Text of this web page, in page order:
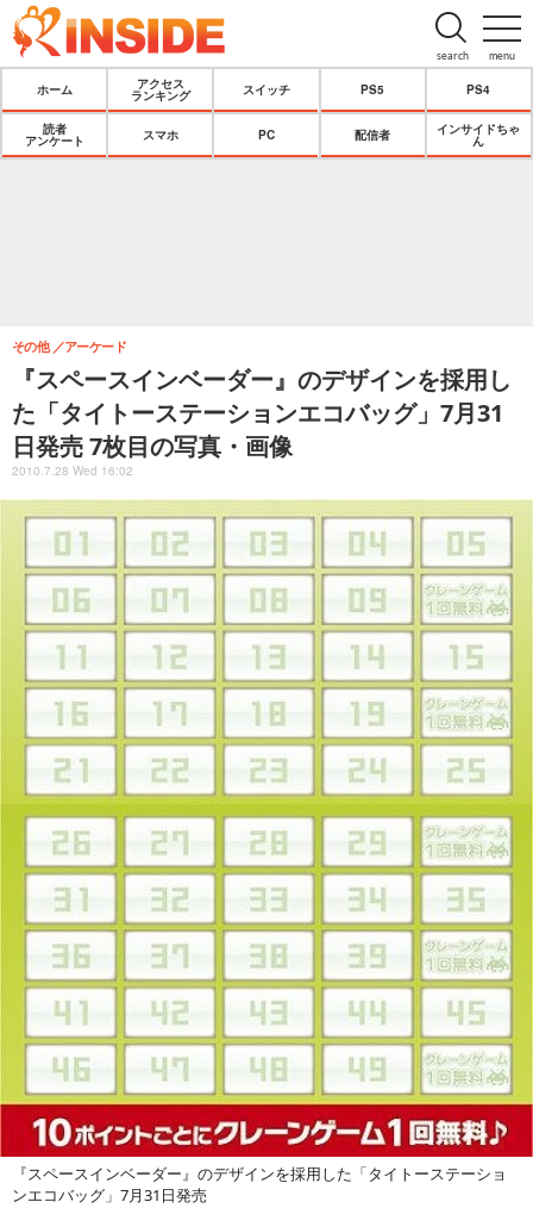
menu
search
ホーム
アクセス
ランキング
スイッチ PS5 PS4
読者
アンケート
スマホ PC 配信者
インサイドちゃ
ん
『スペースインベーダー』のデザインを採用し
た「タイトーステーションエコバッグ」7月31
日発売 7枚目の写真・画像
その他 アーケード
2010.7.28 Wed 16:02
『スペースインベーダー』のデザインを採用した「タイトーステーショ
ンエコバッグ」7月31日発売